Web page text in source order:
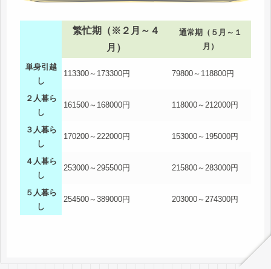
繁忙期（※２月～４
月）
通常期（５月～１
月）
単身引越
し
113300～173300円 79800～118800円
２人暮ら
し
161500～168000円 118000～212000円
３人暮ら
し
170200～222000円 153000～195000円
４人暮ら
し
253000～295500円 215800～283000円
５人暮ら
し
254500～389000円 203000～274300円